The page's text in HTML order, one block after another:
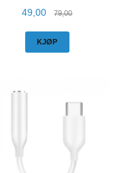
Tilbud
49,00 79,00Rabatt
KJØP